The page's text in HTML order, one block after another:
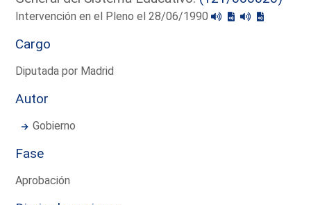
Intervención en el Pleno el 28/06/1990
Cargo
Diputada por Madrid
Autor
Gobierno
Fase
Aprobación